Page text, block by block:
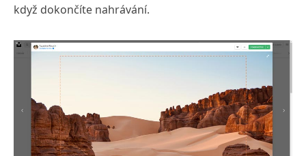
když dokončíte nahrávání.